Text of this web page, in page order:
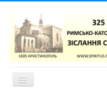
Перемикач
навігації